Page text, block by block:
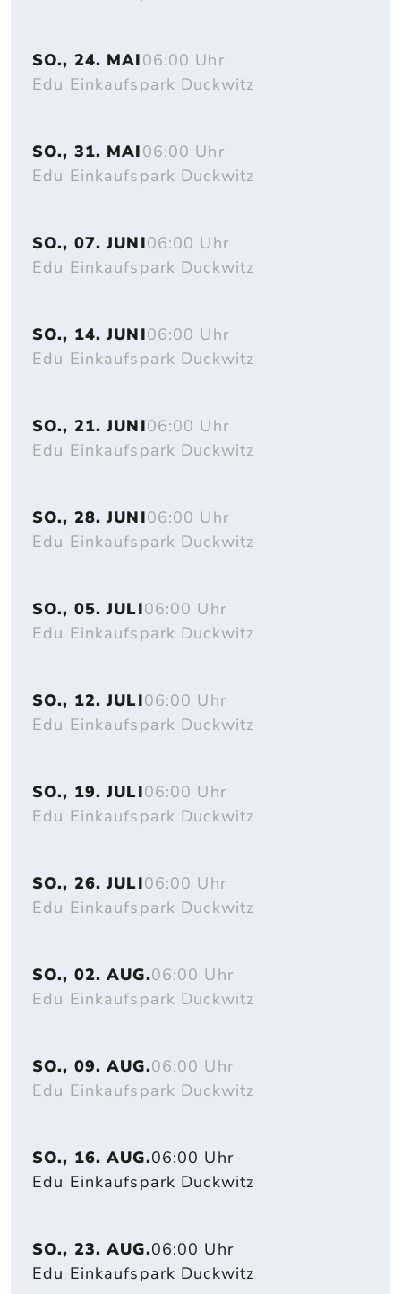
SO., 24. MAI06:00 Uhr
Edu Einkaufspark Duckwitz
SO., 31. MAI06:00 Uhr
Edu Einkaufspark Duckwitz
SO., 07. JUNI06:00 Uhr
Edu Einkaufspark Duckwitz
SO., 14. JUNI06:00 Uhr
Edu Einkaufspark Duckwitz
SO., 21. JUNI06:00 Uhr
Edu Einkaufspark Duckwitz
SO., 28. JUNI06:00 Uhr
Edu Einkaufspark Duckwitz
SO., 05. JULI06:00 Uhr
Edu Einkaufspark Duckwitz
SO., 12. JULI06:00 Uhr
Edu Einkaufspark Duckwitz
SO., 19. JULI06:00 Uhr
Edu Einkaufspark Duckwitz
SO., 26. JULI06:00 Uhr
Edu Einkaufspark Duckwitz
SO., 02. AUG.06:00 Uhr
Edu Einkaufspark Duckwitz
SO., 09. AUG.06:00 Uhr
Edu Einkaufspark Duckwitz
SO., 16. AUG.06:00 Uhr
Edu Einkaufspark Duckwitz
SO., 23. AUG.06:00 Uhr
Edu Einkaufspark Duckwitz